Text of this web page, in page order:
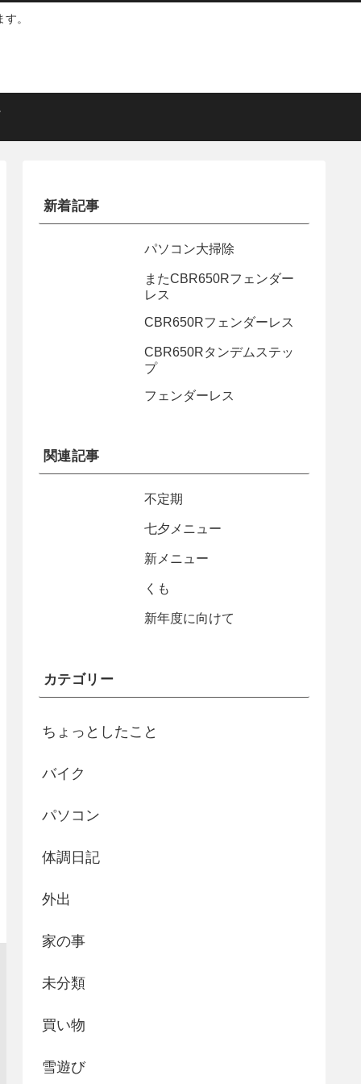
。
新着記事
パソコン大掃除
またCBR650Rフェンダー
レス
CBR650Rフェンダーレス
CBR650Rタンデムステッ
プ
フェンダーレス
関連記事
不定期
七夕メニュー
新メニュー
くも
新年度に向けて
カテゴリー
ちょっとしたこと
バイク
パソコン
体調日記
外出
家の事
未分類
買い物
雪遊び